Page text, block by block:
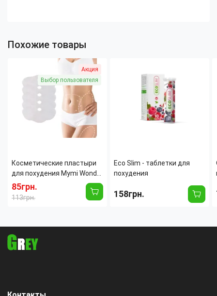
Похожие товары
Акция
Выбор пользователя
Косметические пластыри
для похудения Mymi Wonder
Patch, 5 штук в упаковке
85грн.
113грн.
Eco Slim - таблетки для
похудения
158грн.